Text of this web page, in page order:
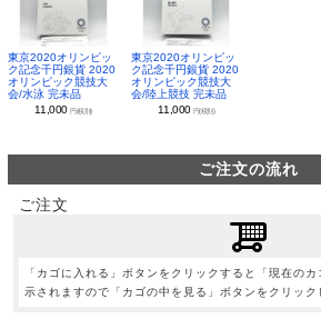
東京2020オリンピッ
ク記念千円銀貨 2020
オリンピック競技大
会/水泳 完未品
11,000円(税別)
東京2020オリンピッ
ク記念千円銀貨 2020
オリンピック競技大
会/陸上競技 完未品
11,000 円(税別)
ご注文の流れ
ご注文
「カゴに入れる」ボタンをクリックすると「現在の
示されますので「カゴの中を見る」ボタンをクリック